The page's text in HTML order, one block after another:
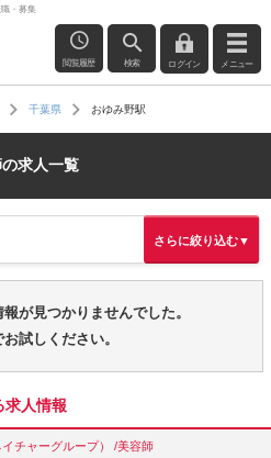
・募集
閲覧履歴 検索 ログイン メニュー
千葉県 おゆみ野駅
求人一覧
さらに絞り込む▼
が見つかりませんでした。
試しください。
求人情報
チャーグループ） /美容師